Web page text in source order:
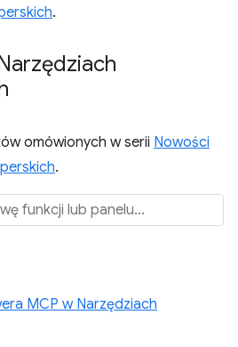
.
omówionych w serii Nowości
.
MCP w Narzędziach